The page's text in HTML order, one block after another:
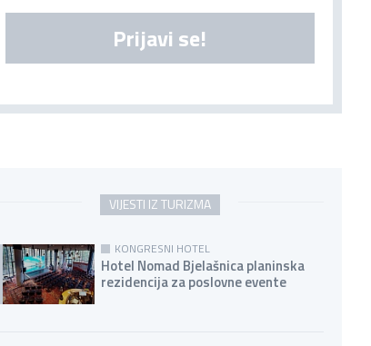
Prijavi se!
VIJESTI IZ TURIZMA
KONGRESNI HOTEL
Hotel Nomad Bjelašnica planinska
rezidencija za poslovne evente